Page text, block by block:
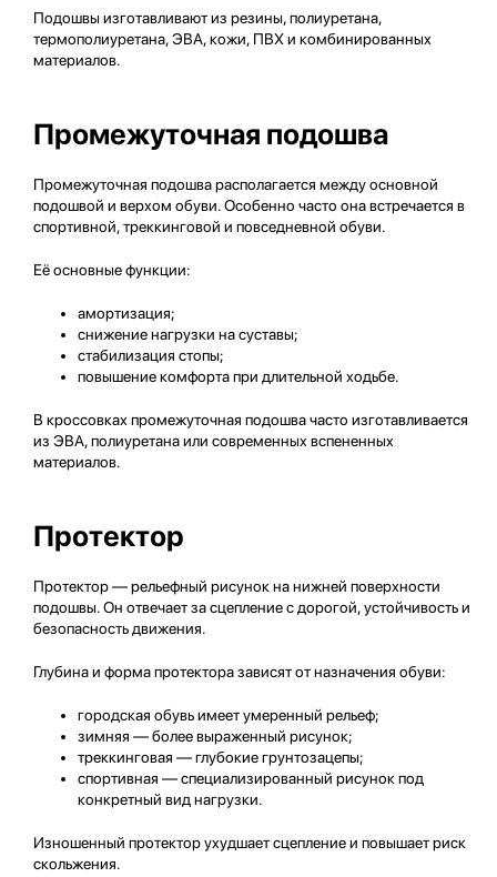
Подошвы изготавливают из резины, полиуретана,
термополиуретана, ЭВА, кожи, ПВХ и комбинированных
материалов.
Промежуточная подошва
Промежуточная подошва располагается между основной
подошвой и верхом обуви. Особенно часто она встречается в
спортивной, треккинговой и повседневной обуви.
Её основные функции:
амортизация;
снижение нагрузки на суставы;
стабилизация стопы;
повышение комфорта при длительной ходьбе.
В кроссовках промежуточная подошва часто изготавливается
из ЭВА, полиуретана или современных вспененных
материалов.
Протектор
Протектор — рельефный рисунок на нижней поверхности
подошвы. Он отвечает за сцепление с дорогой, устойчивость и
безопасность движения.
Глубина и форма протектора зависят от назначения обуви:
городская обувь имеет умеренный рельеф;
зимняя — более выраженный рисунок;
треккинговая — глубокие грунтозацепы;
спортивная — специализированный рисунок под
конкретный вид нагрузки.
Изношенный протектор ухудшает сцепление и повышает риск
скольжения.